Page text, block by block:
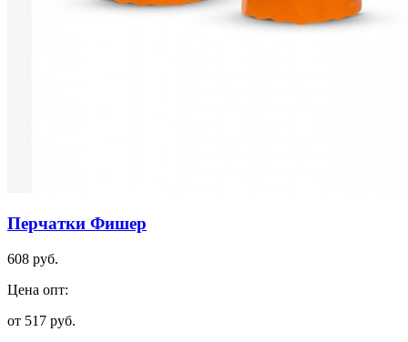
Перчатки Фишер
608 руб.
Цена опт:
от 517 руб.